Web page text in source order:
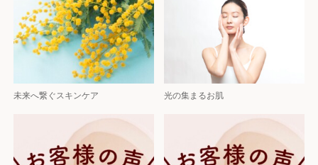
未来へ繋ぐスキンケア 光の集まるお肌